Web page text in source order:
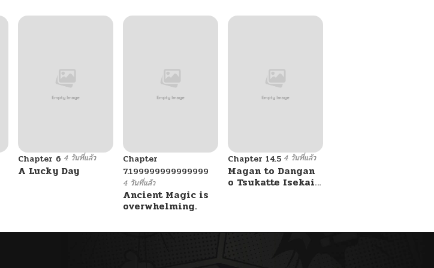
Chapter 6 4 วันที่แล้ว
A Lucky Day
Chapter
7.199999999999999
4 วันที่แล้ว
Ancient Magic is
overwhelming.
Chapter 14.5 4 วันที่แล้ว
Magan to Dangan
o Tsukatte Isekai